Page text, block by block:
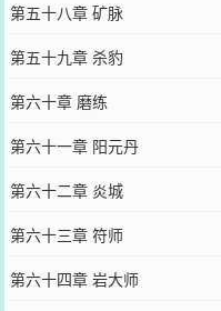
第五十八章 矿脉
第五十九章 杀豹
第六十章 磨练
第六十一章 阳元丹
第六十二章 炎城
第六十三章 符师
第六十四章 岩大师